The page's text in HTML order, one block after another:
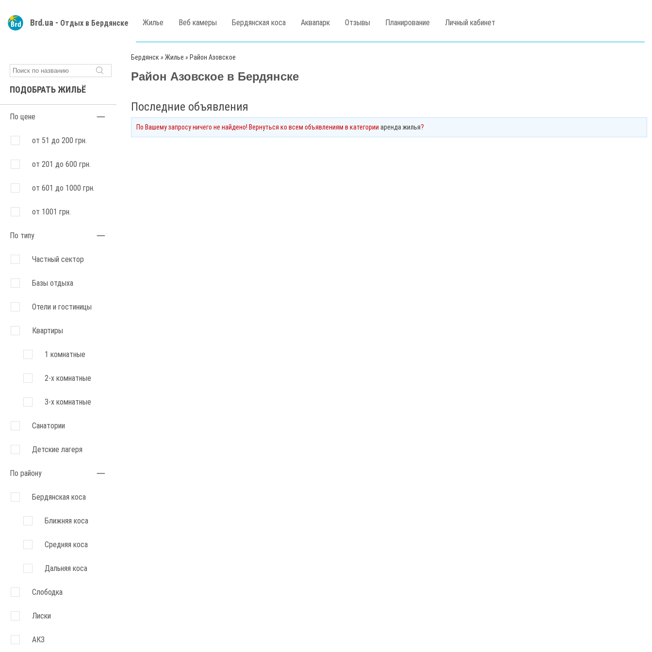
Brd.ua - Отдых в Бердянске Жилье Веб камеры Бердянская коса Аквапарк Отзывы Планирование Личный кабинет
Бердянск » Жилье » Район Азовское
Район Азовское в Бердянске
Последние объявления
По Вашему запросу ничего не найдено! Вернуться ко всем объявлениям в категории аренда жилья?
ПОДОБРАТЬ ЖИЛЬЁ
По цене
от 51 до 200 грн.
от 201 до 600 грн.
от 601 до 1000 грн.
от 1001 грн.
По типу
Частный сектор
Базы отдыха
Отели и гостиницы
Квартиры
1 комнатные
2-х комнатные
3-х комнатные
Санатории
Детские лагеря
По району
Бердянская коса
Ближняя коса
Средняя коса
Дальняя коса
Слободка
Лиски
АКЗ